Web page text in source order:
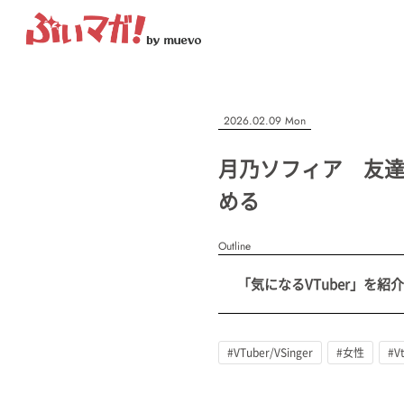
#バ美肉 #男の娘 #獣
“推しへの応援を形にする”VTuber専門メディア
2026.02.09 Mon
月乃ソフィア 友達
める
Outline
「気になるVTuber」を紹
#VTuber/VSinger #女性